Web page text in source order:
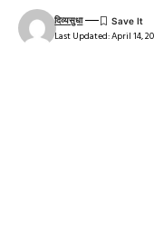
Last Updated: April 14,
दिव्यसुधा